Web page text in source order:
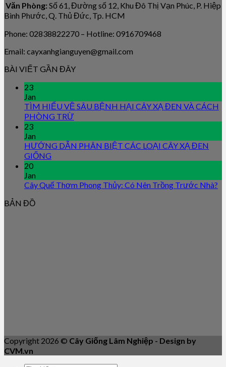
Văn Phòng: Số 61, Đường số 12, Khu Đô Thị Vạn Phúc, P. Hiệp
Bình Phước, Q. Thủ Đức, Tp. HCM
Phone: 02838822270 – Hotline: 0916709468
Email: cayxanhgianguyen@gmail.com
BÀI VIẾT GẦN ĐÂY
23
Jan
TÌM HIỂU VỀ SÂU BỆNH HẠI CÂY XẠ ĐEN VÀ CÁCH
PHÒNG TRỪ
23
Jan
HƯỚNG DẪN PHÂN BIỆT CÁC LOẠI CÂY XẠ ĐEN
GIỐNG
20
Jan
Cây Quế Thơm Phong Thủy: Có Nên Trồng Trước Nhà?
BẢN ĐỒ
Copyright 2026 © Cây Giống Lâm Nghiệp - Design by
CVM.vn